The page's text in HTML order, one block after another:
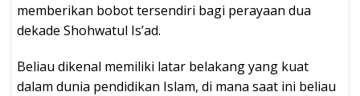
memberikan bobot tersendiri bagi perayaan dua
dekade Shohwatul Is’ad.
Beliau dikenal memiliki latar belakang yang kuat
dalam dunia pendidikan Islam, di mana saat ini beliau